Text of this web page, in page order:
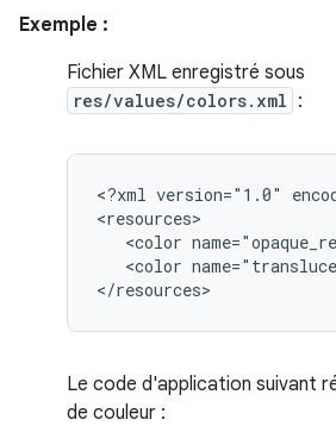
Exemple :
Fichier XML enregistré sous
res/values/colors.xml :
<?xml version="1.0"
<color
<color
</resources>
Le code d'application suivant
de couleur :